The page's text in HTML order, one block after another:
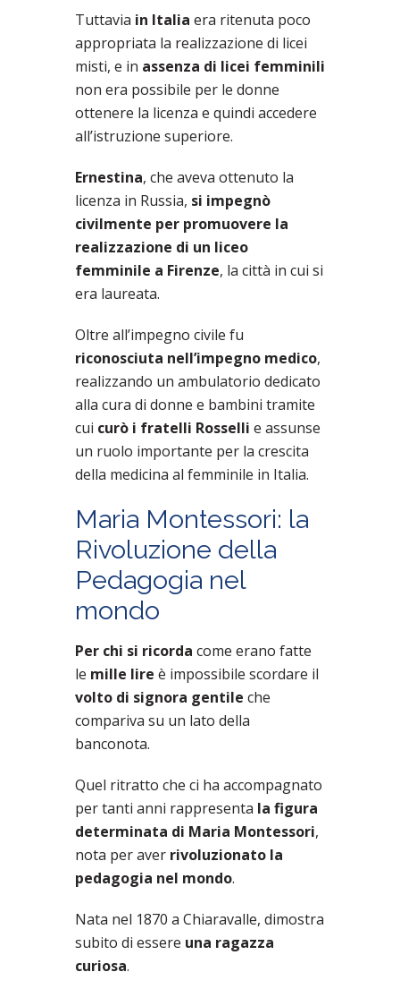
Tuttavia in Italia era ritenuta poco
appropriata la realizzazione di licei
misti, e in assenza di licei femminili
non era possibile per le donne
ottenere la licenza e quindi accedere
all’istruzione superiore.
Ernestina, che aveva ottenuto la
licenza in Russia, si impegnò
civilmente per promuovere la
realizzazione di un liceo
femminile a Firenze, la città in cui si
era laureata.
Oltre all’impegno civile fu
riconosciuta nell’impegno medico,
realizzando un ambulatorio dedicato
alla cura di donne e bambini tramite
cui curò i fratelli Rosselli e assunse
un ruolo importante per la crescita
della medicina al femminile in Italia.
Maria Montessori: la
Rivoluzione della
Pedagogia nel
mondo
Per chi si ricorda come erano fatte
le mille lire è impossibile scordare il
volto di signora gentile che
compariva su un lato della
banconota.
Quel ritratto che ci ha accompagnato
per tanti anni rappresenta la figura
determinata di Maria Montessori,
nota per aver rivoluzionato la
pedagogia nel mondo.
Nata nel 1870 a Chiaravalle, dimostra
subito di essere una ragazza
curiosa.